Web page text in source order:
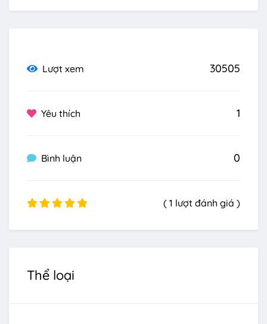
Lượt xem 30505
Yêu thích 1
Bình luận 0
( 1 lượt đánh giá )
Thể loại